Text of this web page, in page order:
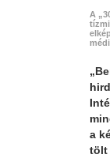
A
a
tölt